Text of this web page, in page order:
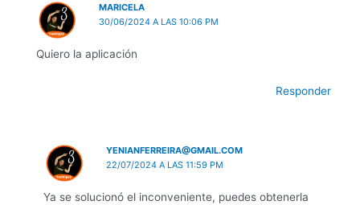
MARICELA
30/06/2024 A LAS 10:06 PM
Quiero la aplicación
Responder
YENIANFERREIRA@GMAIL.COM
22/07/2024 A LAS 11:59 PM
Ya se solucionó el inconveniente, puedes obtenerla